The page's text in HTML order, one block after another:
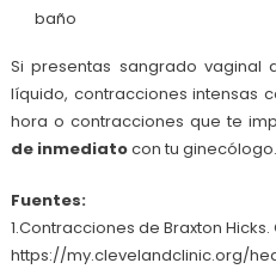
baño
Si presentas sangrado
líquido, contracciones intensas
hora o contracciones que te
de inmediatocon tu ginecólogo.
Fuentes:
1.Contracciones de Braxton
https://my.clevelandclinic.org/